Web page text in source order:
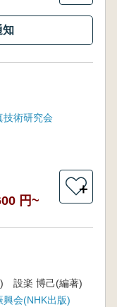
知
技術研究会
円~
＋
設楽 博己(編著)
会(NHK出版)